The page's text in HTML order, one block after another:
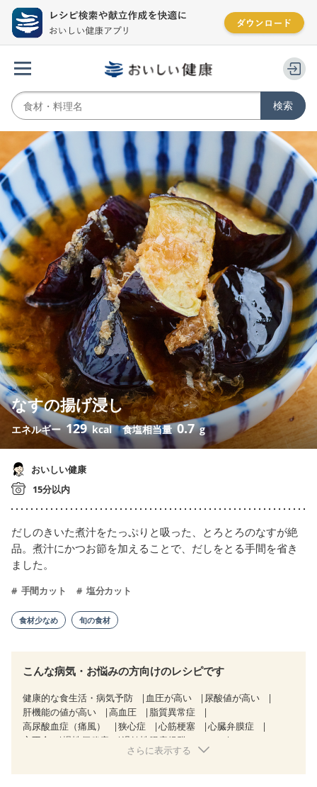
なすの揚げ浸し
エネルギー129 kcal 食塩相当量0.7 g
おいしい健康
15分以内
だしのきいた煮汁をたっぷりと吸った、とろとろのなすが絶
品。煮汁にかつお節を加えることで、だしをとる手間を省き
ました。
手間カット 塩分カット
食材少なめ 旬の食材
こんな病気・お悩みの方向けのレシピです
健康的な食生活・病気予防 血圧が高い
尿酸値が高い
肝機能の値が高い
高血圧
脂質異常症
高尿酸血症（痛風）
狭心症 心筋梗塞
心臓弁膜症
心不全
慢性便秘症
過敏性腸症候群（IBS）
CKD（ステージ３b）
さらに表示する